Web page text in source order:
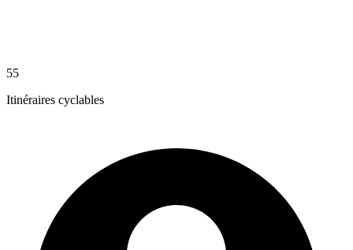
55
Itinéraires cyclables